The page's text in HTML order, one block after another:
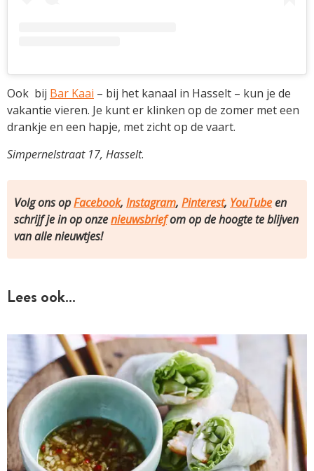
Ook bij Bar Kaai – bij het kanaal in Hasselt – kun je de
vakantie vieren. Je kunt er klinken op de zomer met een
drankje en een hapje, met zicht op de vaart.
Simpernelstraat 17, Hasselt.
Volg ons opFacebook, Instagram, Pinterest, YouTubeen
schrijf je in op onzenieuwsbriefom op de hoogte te blijven
van alle nieuwtjes!
Lees ook…